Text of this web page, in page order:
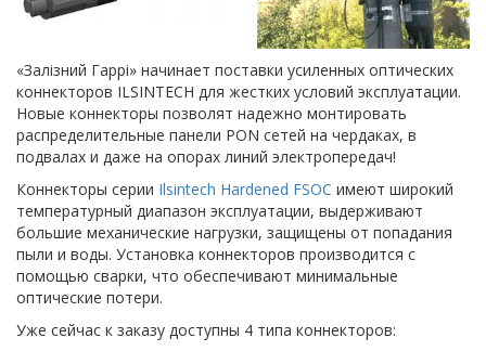
«Залізний Гаррі» начинает поставки усиленных оптических
коннекторов ILSINTECH для жестких условий эксплуатации.
Новые коннекторы позволят надежно монтировать
распределительные панели PON сетей на чердаках, в
подвалах и даже на опорах линий электропередач!
Коннекторы серии Ilsintech Hardened FSOC имеют широкий
температурный диапазон эксплуатации, выдерживают
большие механические нагрузки, защищены от попадания
пыли и воды. Установка коннекторов производится с
помощью сварки, что обеспечивают минимальные
оптические потери.
Уже сейчас к заказу доступны 4 типа коннекторов: